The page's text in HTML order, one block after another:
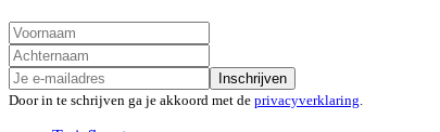
Inschrijven
Door in te schrijven ga je akkoord met de privacyverklaring